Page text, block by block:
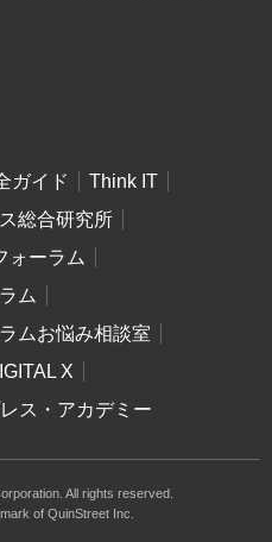
ガイド
Think IT
総合研究所
ォーラム
ム
ムお悩み相談室
X
ス・アカデミー
All rights reserved.
of QuinStreet Inc.